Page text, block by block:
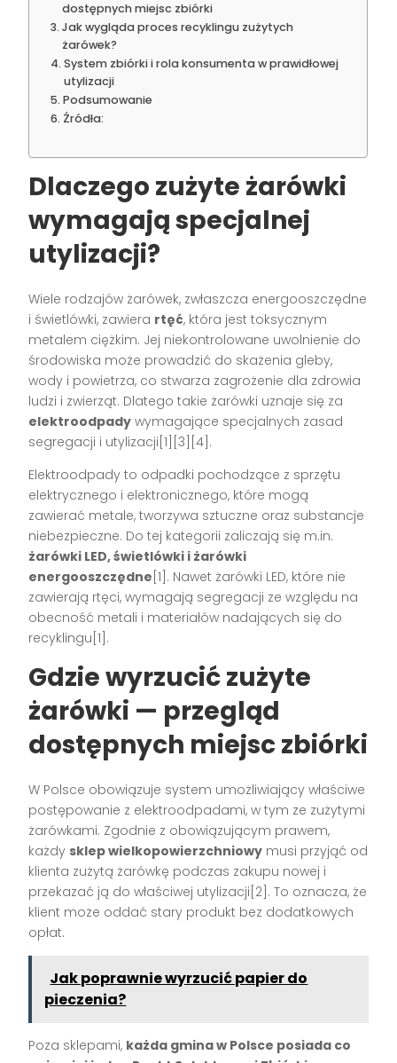
dostępnych miejsc zbiórki
Jak wygląda proces recyklingu zużytych
żarówek?
System zbiórki i rola konsumenta w prawidłowej
utylizacji
Podsumowanie
Źródła:
Dlaczego zużyte żarówki
wymagają specjalnej
utylizacji?
Wiele rodzajów żarówek, zwłaszcza energooszczędne
i świetlówki, zawiera rtęć, która jest toksycznym
metalem ciężkim. Jej niekontrolowane uwolnienie do
środowiska może prowadzić do skażenia gleby,
wody i powietrza, co stwarza zagrożenie dla zdrowia
ludzi i zwierząt. Dlatego takie żarówki uznaje się za
elektroodpady wymagające specjalnych zasad
segregacji i utylizacji[1][3][4].
Elektroodpady to odpadki pochodzące z sprzętu
elektrycznego i elektronicznego, które mogą
zawierać metale, tworzywa sztuczne oraz substancje
niebezpieczne. Do tej kategorii zaliczają się m.in.
żarówki LED, świetlówki i żarówki
energooszczędne [1]. Nawet żarówki LED, które nie
zawierają rtęci, wymagają segregacji ze względu na
obecność metali i materiałów nadających się do
recyklingu[1].
Gdzie wyrzucić zużyte
żarówki — przegląd
dostępnych miejsc zbiórki
W Polsce obowiązuje system umożliwiający właściwe
postępowanie z elektroodpadami, w tym ze zużytymi
żarówkami. Zgodnie z obowiązującym prawem,
każdy sklep wielkopowierzchniowy musi przyjąć od
klienta zużytą żarówkę podczas zakupu nowej i
przekazać ją do właściwej utylizacji[2]. To oznacza, że
klient może oddać stary produkt bez dodatkowych
opłat.
Jak poprawnie wyrzucić papier do
pieczenia?
Poza sklepami, każda gmina w Polsce posiada co